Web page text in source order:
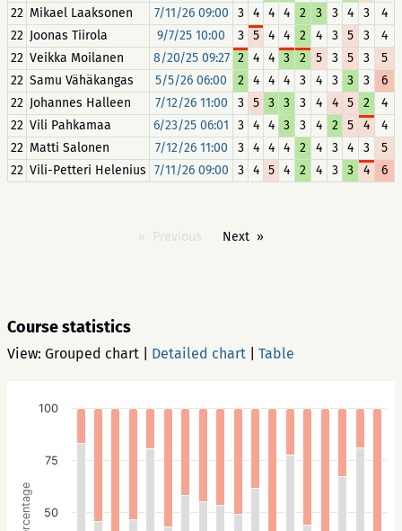
22 Mikael Laaksonen 7/11/26 09:00 3 4 4 4 2 3 3 4 3 4
22 Joonas Tiirola 9/7/25 10:00 3 5 4 4 2 4 3 5 3 4
22 Veikka Moilanen 8/20/25 09:27 2 4 4 3 2 5 3 5 3 5
22 Samu Vähäkangas 5/5/26 06:00 2 4 4 4 3 4 3 3 3 6
22 Johannes Halleen 7/12/26 11:00 3 5 3 3 3 4 4 5 2 4
22 Vili Pahkamaa 6/23/25 06:01 3 4 4 3 3 4 2 5 4 4
22 Matti Salonen 7/12/26 11:00 3 4 4 4 2 4 3 4 3 5
22 Vili-Petteri Helenius 7/11/26 09:00 3 4 5 4 2 4 3 3 4 6
Previous Next
Course statistics
View: Grouped chart Detailed chart Table
Percentage 50
75
100